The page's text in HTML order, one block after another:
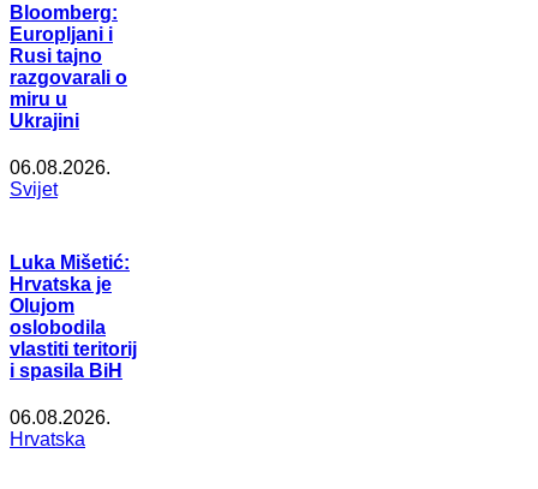
Bloomberg:
Europljani i
Rusi tajno
razgovarali o
miru u
Ukrajini
06.08.2026.
Svijet
Luka Mišetić:
Hrvatska je
Olujom
oslobodila
vlastiti teritorij
i spasila BiH
06.08.2026.
Hrvatska